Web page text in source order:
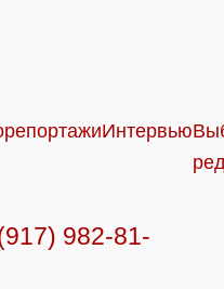
Интервью
982-81-